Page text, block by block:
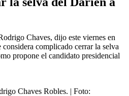
Chaves, dijo este viernes en
complicado cerrar la selva
propone el candidato presidencial
Chaves Robles. | Foto: